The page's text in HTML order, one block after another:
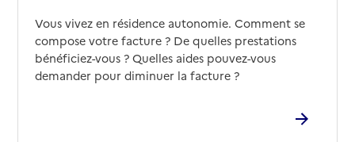
Vous vivez en résidence autonomie. Comment se
compose votre facture ? De quelles prestations
bénéficiez-vous ? Quelles aides pouvez-vous
demander pour diminuer la facture ?